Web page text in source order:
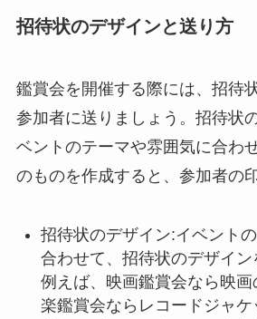
招待状のデザインと送り方
鑑賞会を開催する際には、招待
参加者に送りましょう。招待状
ベントのテーマや雰囲気に合わ
のものを作成すると、参加者の
招待状のデザイン:イベント
合わせて、招待状のデザイン
例えば、映画鑑賞会なら映
楽鑑賞会ならレコードジャ